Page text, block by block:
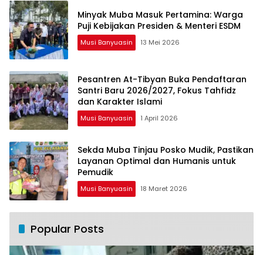
Minyak Muba Masuk Pertamina: Warga
Puji Kebijakan Presiden & Menteri ESDM
Musi Banyuasin 13 Mei 2026
Pesantren At-Tibyan Buka Pendaftaran
Santri Baru 2026/2027, Fokus Tahfidz
dan Karakter Islami
Musi Banyuasin 1 April 2026
Sekda Muba Tinjau Posko Mudik, Pastikan
Layanan Optimal dan Humanis untuk
Pemudik
Musi Banyuasin 18 Maret 2026
Popular Posts